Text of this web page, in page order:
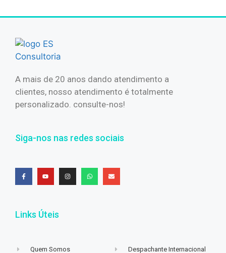
A mais de 20 anos dando atendimento a
clientes, nosso atendimento é totalmente
personalizado. consulte-nos!
Siga-nos nas redes sociais
Links Úteis
Quem Somos Despachante Internacional